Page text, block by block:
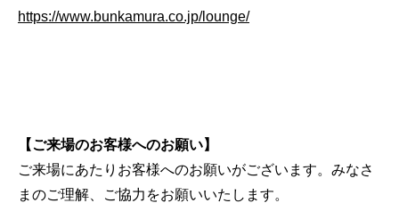
https://www.bunkamura.co.jp/lounge/
【ご来場のお客様へのお願い】
ご来場にあたりお客様へのお願いがございます。みなさ
まのご理解、ご協力をお願いいたします。